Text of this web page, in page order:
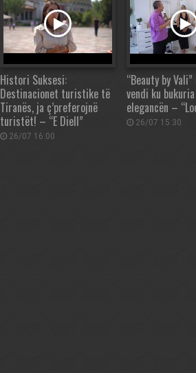
Histori Suksesi:
Destinacionet turistike të
Tiranës, ja ç’preferojnë
turistët! – “E Diell”
26/07 16:00
“Beauty by
vendi ku
elegancën –
26/07 15:30